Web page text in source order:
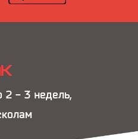
2 - 3 недель,